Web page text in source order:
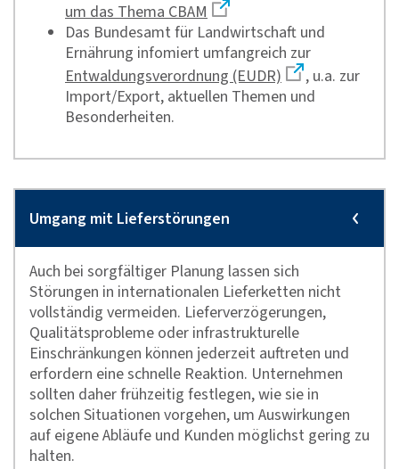
um das Thema CBAM
Das Bundesamt für Landwirtschaft und
Ernährung infomiert umfangreich zur
Entwaldungsverordnung (EUDR)
, u.a. zur
Import/Export, aktuellen Themen und
Besonderheiten.
Auch bei sorgfältiger Planung lassen sich
Störungen in internationalen Lieferketten nicht
vollständig vermeiden. Lieferverzögerungen,
Qualitätsprobleme oder infrastrukturelle
Einschränkungen können jederzeit auftreten und
erfordern eine schnelle Reaktion. Unternehmen
sollten daher frühzeitig festlegen, wie sie in
solchen Situationen vorgehen, um Auswirkungen
auf eigene Abläufe und Kunden möglichst gering zu
halten.